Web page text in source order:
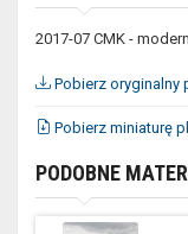
2017-07 CMK -
Pobierz oryginalny
Pobierz miniaturę
PODOBNE